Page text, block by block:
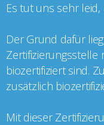
Es tut uns sehr
Der Grund dafür
Zertifizierungsstelle
biozertifiziert sind.
zusätzlich
Mit dieser